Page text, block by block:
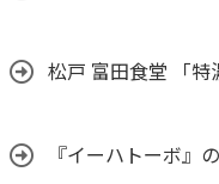
松戸 富田食堂 「特
『イーハトーボ』